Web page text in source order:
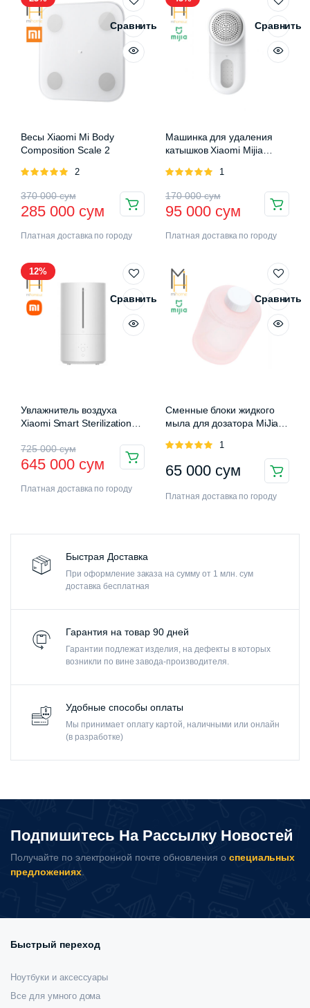
Быстрая Доставка
При оформление заказа на сумму от 1 млн. сум
доставка бесплатная
Гарантия на товар 90 дней
Гарантии подлежат изделия, на дефекты в которых
возникли по вине завода-производителя.
Удобные способы оплаты
Мы принимает оплату картой, наличными или онлайн
(в разработке)
Сравнить
Весы Xiaomi Mi Body
Composition Scale 2
Оценка
2
370 000сум
285 000 сум
Платная доставка по городу
Сравнить
Машинка для удаления
катышков Xiaomi Mijia
Оценка
1
170 000сум
95 000 сум
Платная доставка по городу
12%
Сравнить
Увлажнитель воздуха
Xiaomi Smart Sterilization
725 000сум
645 000 сум
Платная доставка по городу
Сравнить
Сменные блоки жидкого
мыла для дозатора MiJia
Dispenser
Оценка
1
65 000 сум
Платная доставка по городу
Подпишитесь На Рассылку Новостей
Получайте по электронной почте обновления о специальных
предложениях.
Быстрый переход
Ноутбуки и аксессуары
Все для умного дома